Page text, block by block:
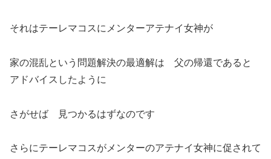
それはテーレマコスにメンターアテナイ女神が
家の混乱という問題解決の最適解は 父の帰還であると
アドバイスしたように
さがせば 見つかるはずなのです
さらにテーレマコスがメンターのアテナイ女神に促されて